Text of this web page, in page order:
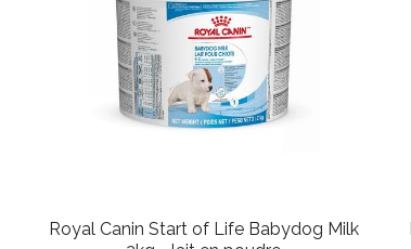
Royal Canin Start of Life Babydog Milk